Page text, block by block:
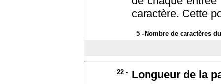
caractère. Cette
5 - Nombre de caractères
22 -
Longueur de la